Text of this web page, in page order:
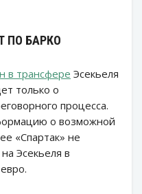
ПО БАРКО
в трансфере Эсекьеля
только о
процесса.
о возможной
«Спартак» не
Эсекьеля в